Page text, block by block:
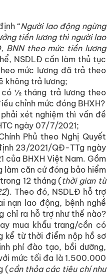
“Người lao động ngừng
tiền lương thì người lao
BNN theo mức tiền lương
NSDLĐ cần làm thủ tục
mức lương đã trả theo
không trả lương;
có ½ tháng trả lương theo
chỉnh mức đóng BHXH?
xét nghiệm thì vấn đề
ngày 07/7/2021;
Phủ theo Nghị Quyết
23/2021/QĐ-TTg ngày
BHXH Việt Nam. Gồm
làm căn cứ đóng bảo hiểm
12 tháng (thời gian từ
). Theo đó, NSDLĐ hỗ trợ
nạn lao động, bệnh nghề
chỉ ra hỗ trợ như thế nào?
mua khẩu trang/cồn có
kể từ thời điểm nộp hồ sơ
phí đào tạo, bồi dưỡng,
mức tối đa là 1.500.000
(cần thỏa các tiêu chí như